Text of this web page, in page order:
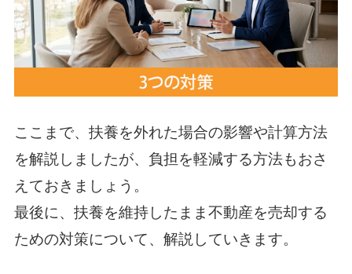
ここまで、扶養を外れた場合の影響や計算方法
を解説しましたが、負担を軽減する方法もおさ
えておきましょう。
最後に、扶養を維持したまま不動産を売却する
ための対策について、解説していきます。